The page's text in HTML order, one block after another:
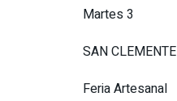
Martes 3
SAN CLEMENTE
Feria Artesanal